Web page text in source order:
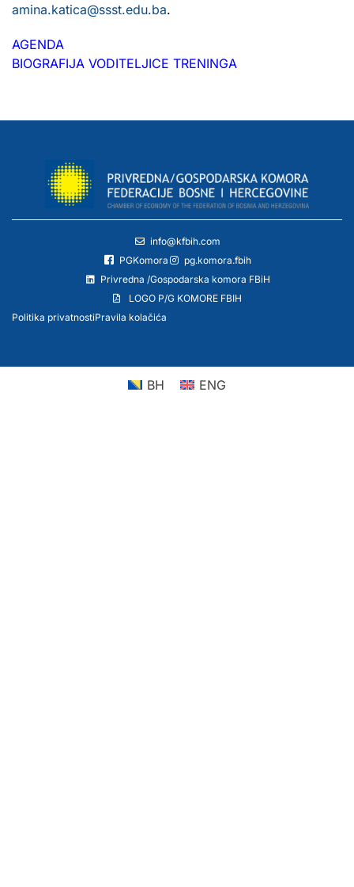
amina.katica@ssst.edu.ba.
AGENDA
BIOGRAFIJA VODITELJICE TRENINGA
info@kfbih.com
PGKomora
pg.komora.fbih
Privredna /Gospodarska komora FBiH
LOGO P/G KOMORE FBIH
Politika privatnostiPravila kolačića
BH ENG